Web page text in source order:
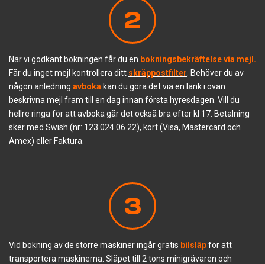
2
När vi godkänt bokningen får du en bokningsbekräftelse via mejl.
Får du inget mejl kontrollera ditt skräppostfilter . Behöver du av
någon anledning avboka kan du göra det via en länk i ovan
beskrivna mejl fram till en dag innan första hyresdagen. Vill du
hellre ringa för att avboka går det också bra efter kl 17. Betalning
sker med Swish (nr: 123 024 06 22), kort (Visa, Mastercard och
Amex) eller Faktura.
3
Vid bokning av de större maskiner ingår gratis bilsläpför att
transportera maskinerna. Släpet till 2 tons minigrävaren och